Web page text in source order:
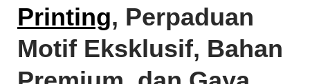
Printing, Perpaduan
Motif Eksklusif, Bahan